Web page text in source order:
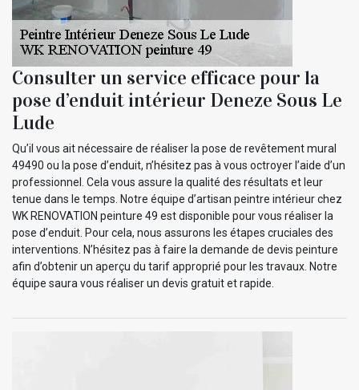
Consulter un service efficace pour la
pose d’enduit intérieur Deneze Sous Le
Lude
Qu’il vous ait nécessaire de réaliser la pose de revêtement mural
49490 ou la pose d’enduit, n’hésitez pas à vous octroyer l’aide d’un
professionnel. Cela vous assure la qualité des résultats et leur
tenue dans le temps. Notre équipe d’artisan peintre intérieur chez
WK RENOVATION peinture 49 est disponible pour vous réaliser la
pose d’enduit. Pour cela, nous assurons les étapes cruciales des
interventions. N’hésitez pas à faire la demande de devis peinture
afin d’obtenir un aperçu du tarif approprié pour les travaux. Notre
équipe saura vous réaliser un devis gratuit et rapide.